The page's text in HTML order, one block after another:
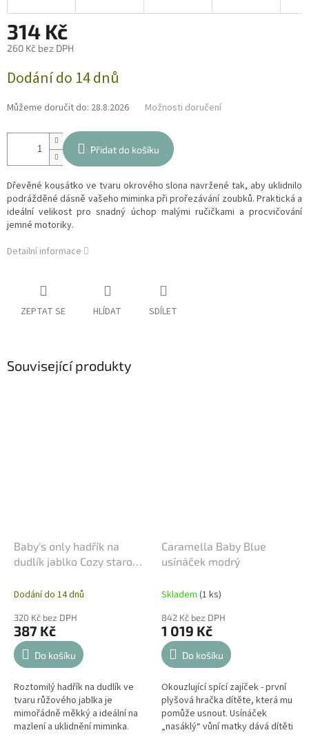
314 Kč
260 Kč bez DPH
cena:
Dodání do 14 dnů
Můžeme doručit do: 28.8.2026 Možnosti doručení
Přidat do košíku
Dřevěné kousátko ve tvaru okrového slona navržené tak, aby uklidnilo
podrážděné dásně vašeho miminka při prořezávání zoubků. Praktická a
ideální velikost pro snadný úchop malými ručičkami a procvičování
jemné motoriky.
Detailní informace
ZEPTAT SE HLÍDAT SDÍLET
Související produkty
Baby's only hadřík na
dudlík jablko Cozy staro
Dodání do 14 dnů
320 Kč bez DPH
387 Kč
Do košíku
Roztomilý hadřík na dudlík ve
tvaru růžového jablka je
mimořádně měkký a ideální na
mazlení a uklidnění miminka.
Caramella Baby Blue
usínáček modrý
Skladem (1 ks)
842 Kč bez DPH
1 019 Kč
Do košíku
Okouzlující spící zajíček - první
plyšová hračka dítěte, která mu
pomůže usnout. Usínáček
„nasáklý“ vůní matky dává dítěti